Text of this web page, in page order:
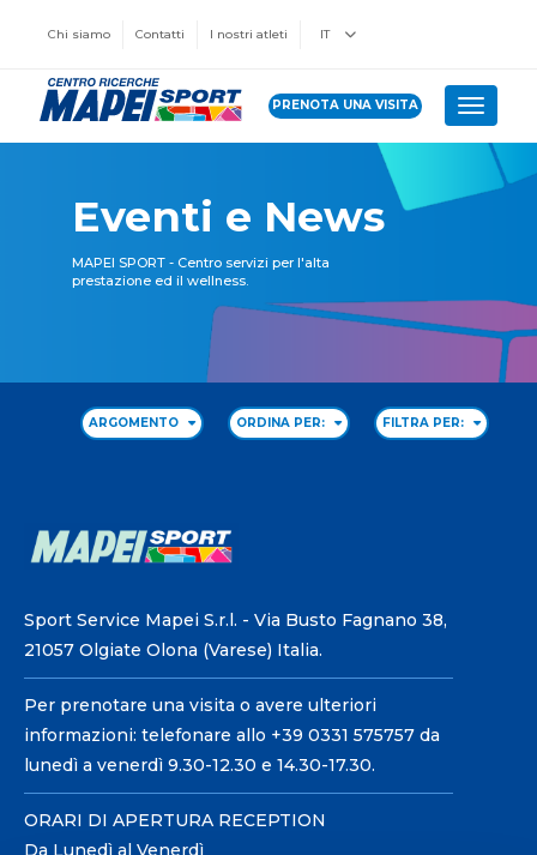
Chi siamo Contatti I nostri atleti IT
PRENOTA UNA VISITA Toggle
Eventi e News
MAPEI SPORT - Centro servizi per l'alta
prestazione ed il wellness.
ARGOMENTO ORDINA PER: FILTRA PER:
Sport Service Mapei S.r.l. - Via Busto Fagnano 38,
21057 Olgiate Olona (Varese) Italia.
Per prenotare una visita o avere ulteriori
informazioni: telefonare allo +39 0331 575757 da
lunedì a venerdì 9.30-12.30 e 14.30-17.30.
ORARI DI APERTURA RECEPTION
Da Lunedì al Venerdì